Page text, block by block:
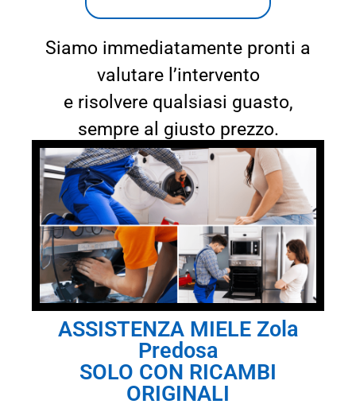
Siamo immediatamente pronti a
valutare l’intervento
e risolvere qualsiasi guasto,
sempre al giusto prezzo.
ASSISTENZA MIELE Zola
Predosa
SOLO CON RICAMBI
ORIGINALI